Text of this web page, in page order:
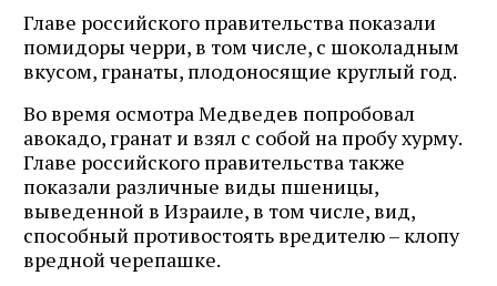
Главе российского правительства показали
помидоры черри, в том числе, с шоколадным
вкусом, гранаты, плодоносящие круглый год.
Во время осмотра Медведев попробовал
авокадо, гранат и взял с собой на пробу хурму.
Главе российского правительства также
показали различные виды пшеницы,
выведенной в Израиле, в том числе, вид,
способный противостоять вредителю – клопу
вредной черепашке.